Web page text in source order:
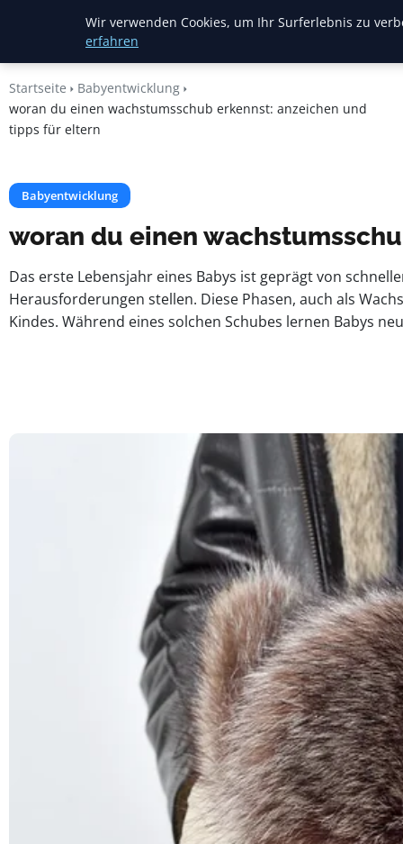
Mariannes
Kinderladen
Startseite
Babyentwicklung
woran du einen wachstumsschub erkennst: anzeichen und
tipps für eltern
Babyentwicklung
woran du einen
Das erste Lebensjahr eines Babys ist geprägt von
Herausforderungen stellen. Diese Phasen, auch als
Kindes. Während eines solchen Schubes lernen Babys
Wir verwenden Cookies, um Ihr Surferlebnis zu
erfahren